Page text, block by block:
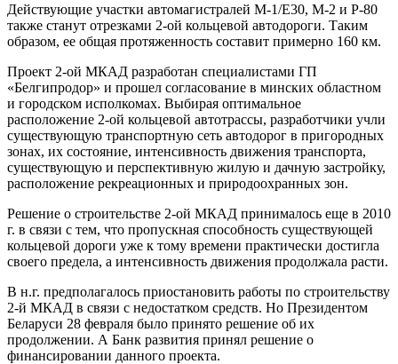
Действующие участки автомагистралей М-1/Е30, М-2 и Р-80
также станут отрезками 2-ой кольцевой автодороги. Таким
образом, ее общая протяженность составит примерно 160 км.
Проект 2-ой МКАД разработан специалистами ГП
«Белгипродор» и прошел согласование в минских областном
и городском исполкомах. Выбирая оптимальное
расположение 2-ой кольцевой автотрассы, разработчики учли
существующую транспортную сеть автодорог в пригородных
зонах, их состояние, интенсивность движения транспорта,
существующую и перспективную жилую и дачную застройку,
расположение рекреационных и природоохранных зон.
Решение о строительстве 2-ой МКАД принималось еще в 2010
г. в связи с тем, что пропускная способность существующей
кольцевой дороги уже к тому времени практически достигла
своего предела, а интенсивность движения продолжала расти.
В н.г. предполагалось приостановить работы по строительству
2-й МКАД в связи с недостатком средств. Но Президентом
Беларуси 28 февраля было принято решение об их
продолжении. А Банк развития принял решение о
финансировании данного проекта.